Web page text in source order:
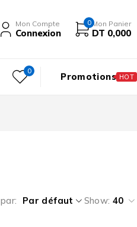
Mon Compte
Connexion
0 Mon Panier
DT 0,000
0 Promotions HOT
Par défaut Show: 40